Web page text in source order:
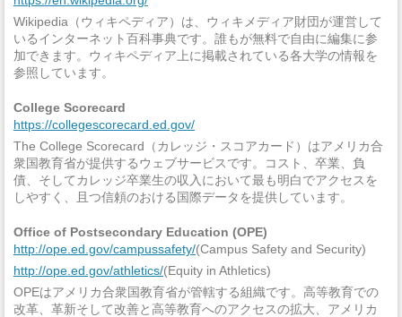
Wikipedia（ウィキペディア）は、ウィキメディア財団が運営して
いるインターネット百科事典です。誰もが無料で自由に編集に参
加できます。ウィキペディア上に掲載されている各大学の情報を
参照しています。
College Scorecard
https://collegescorecard.ed.gov/
The College Scorecard（カレッジ・スコアカード）はアメリカ合
衆国教育省が提供するウェブサービスです。コスト、卒業、負
債、そしてカレッジ卒業生の収入において最も明白でアクセスを
しやすく、且つ信頼のおける国際データを提供しています。
Office of Postsecondary Education (OPE)
http://ope.ed.gov/campussafety/(Campus Safety and Security)
http://ope.ed.gov/athletics/(Equity in Athletics)
OPEはアメリカ合衆国教育省が管轄する組織です。高等教育での
改革、革新そして改善と高等教育へのアクセスの拡大、アメリカ